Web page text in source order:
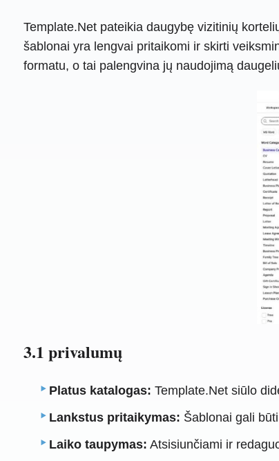
Template.Net pateikia daugybę vizitinių
šablonai yra lengvai pritaikomi ir skirti
formatu, o tai palengvina jų naudojimą
3.1 privalumų
Platus katalogas: Template.Net siūlo
Lankstus pritaikymas: Šablonai gali
Laiko taupymas: Atsisiunčiami ir